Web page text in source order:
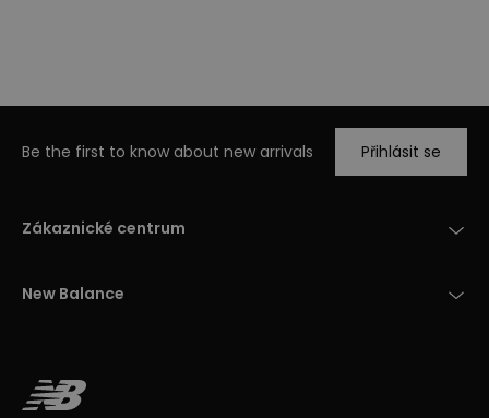
Be the first to know about new arrivals Přihlásit se
Zákaznické centrum
New Balance